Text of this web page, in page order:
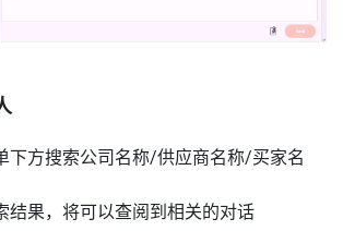
下方搜索公司名称/供应商名称/买家名
结果，将可以查阅到相关的对话